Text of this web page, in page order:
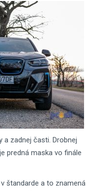
zadnej časti. Drobnej
predná maska vo finále
štandarde a to znamená